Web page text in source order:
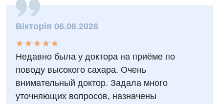
Урологическое отделение
Урология
Хирургическое отделение
Вікторія 06.06.2026
★
★
★
★
★
★ ★ ★ ★ ★
Недавно была у доктора на приёме по
поводу высокого сахара. Очень
внимательный доктор. Задала много
уточняющих вопросов, назначены